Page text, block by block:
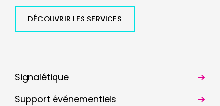
DÉCOUVRIR LES SERVICES
Signalétique
Support événementiels